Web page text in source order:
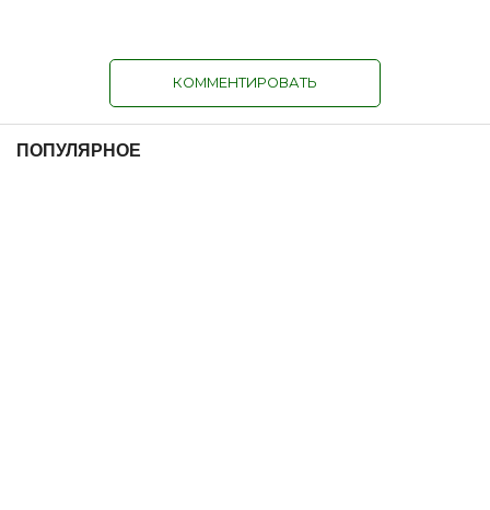
КОММЕНТИРОВАТЬ
ПОПУЛЯРНОЕ